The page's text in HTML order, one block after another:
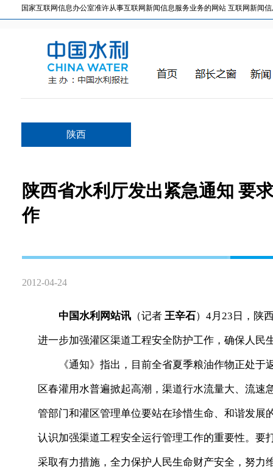
国家互联网信息办公室准许从事互联网新闻信息服务业务的网站 互联网新闻信
陕西
陕西省水利厅发出紧急通知 要
作
2012-04-24
中国水利网站讯 （记者 王辛石）4月23日，陕
进一步加强灌区渠道工程安全防护工作，确保人民
《通知》指出，目前全省夏季粮油作物正处于
区春灌用水普遍掀起高潮，渠道行水流量大、流
管部门和灌区管理单位要站在珍惜生命、和谐发
认识加强渠道工程安全运行管理工作的重要性。
采取有力措施，全力保护人民生命财产安全，努